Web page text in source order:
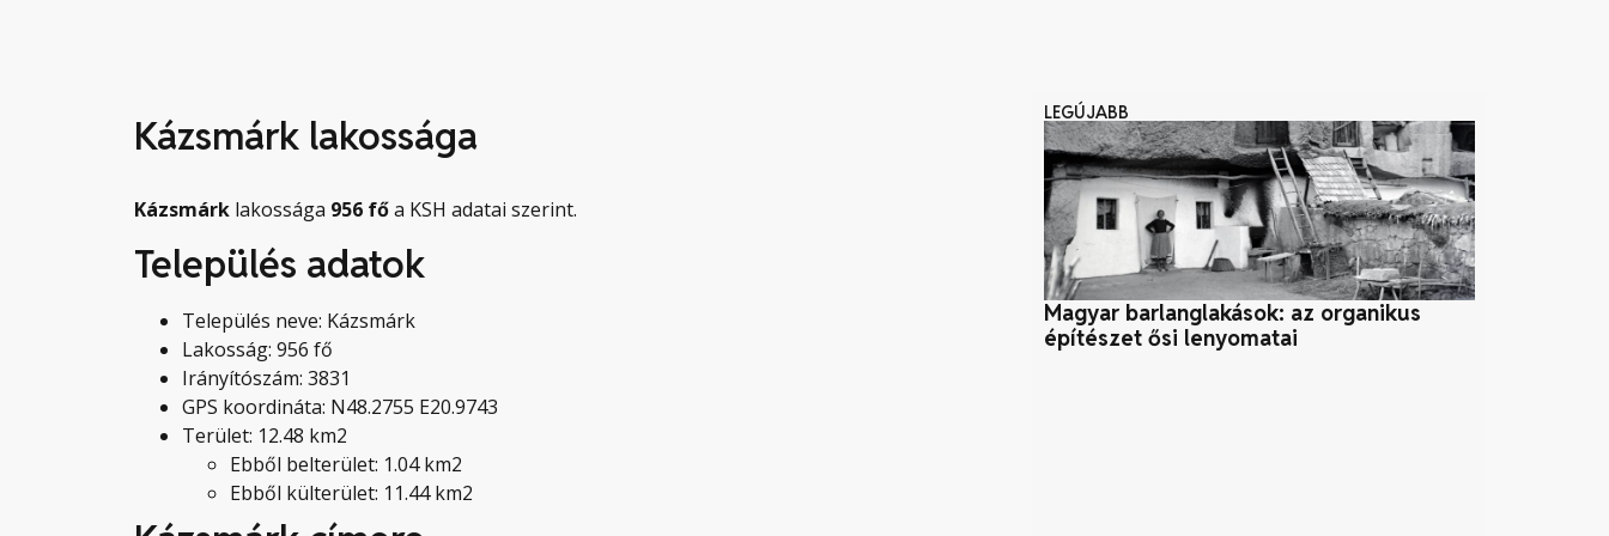
Kázsmárk lakossága
Kázsmárk lakossága 956 főa KSH adatai szerint.
Település adatok
Település neve: Kázsmárk
Lakosság: 956 fő
Irányítószám: 3831
GPS koordináta: N48.2755 E20.9743
Terület: 12.48 km2
Ebből belterület: 1.04 km2
Ebből külterület: 11.44 km2
LEGÚJABB
Magyar barlanglakások: az organikus
építészet ősi lenyomatai